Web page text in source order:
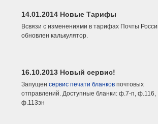
14.01.2014 Новые Тарифы
Всвязи с изменениями в тарифах Почты
обновлен калькулятор.
16.10.2013 Новый сервис!
Запущен сервис печати бланков почтовых
отправлений. Доступные бланки: ф.7-п, ф.116,
ф.113эн